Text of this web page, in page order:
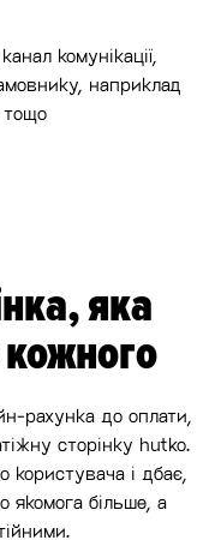
комунікації,
наприклад
тощо
яка
кожного
рахунка до оплати,
сторінку hutko.
користувача і дбає,
якомога більше, а